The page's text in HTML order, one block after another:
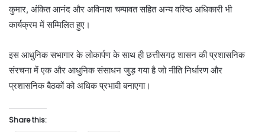
कुमार, अंकित आनंद और अविनाश चम्पावत सहित अन्य वरिष्ठ अधिकारी भी
कार्यक्रम में सम्मिलित हुए।
इस आधुनिक सभागार के लोकार्पण के साथ ही छत्तीसगढ़ शासन की प्रशासनिक
संरचना में एक और आधुनिक संसाधन जुड़ गया है जो नीति निर्धारण और
प्रशासनिक बैठकों को अधिक प्रभावी बनाएगा।
Share this: